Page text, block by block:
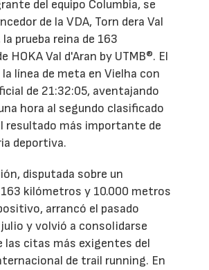
del equipo Columbia, se
de la VDA, Torn dera Val
prueba reina de 163
HOKA Val d'Aran by UTMB®. El
línea de meta en Vielha con
de 21:32:05, aventajando
hora al segundo clasificado
resultado más importante de
deportiva.
disputada sobre un
kilómetros y 10.000 metros
arrancó el pasado
y volvió a consolidarse
las citas más exigentes del
de trail running. En